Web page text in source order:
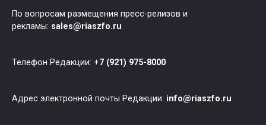
По вопросам размещения пресс-релизов и
рекламы: sales@riaszfo.ru
Телефон Редакции: +7 (921) 975-8000
Адрес электронной почты Редакции: info@riaszfo.ru